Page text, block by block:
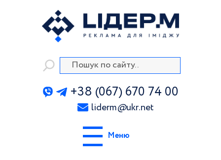
+38 (067) 670 74 00
liderm@ukr.net
Меню